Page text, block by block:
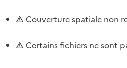
Couverture spatiale non
Certains fichiers ne sont